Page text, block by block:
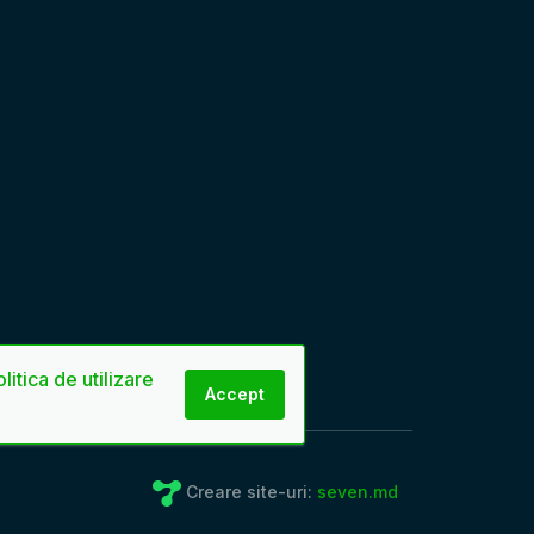
Creare site-uri: seven.md
de utilizare
Accept